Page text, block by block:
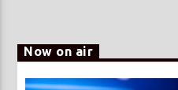
Now on air